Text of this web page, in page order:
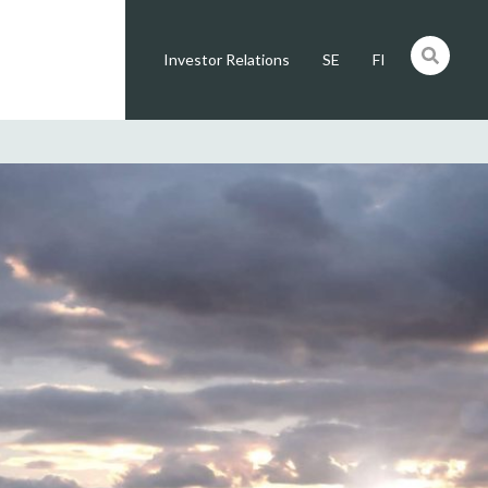
Investor Relations SE FI